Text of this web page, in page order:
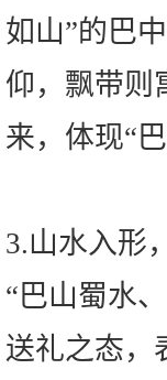
如山”的巴
仰，飘带则
来，体现“
3.山水入形
“巴山蜀水
送礼之态，